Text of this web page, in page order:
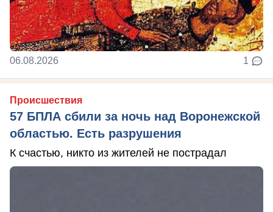
06.08.2026 1
Происшествия
57 БПЛА сбили за ночь над Воронежской
областью. Есть разрушения
К счастью, никто из жителей не пострадал